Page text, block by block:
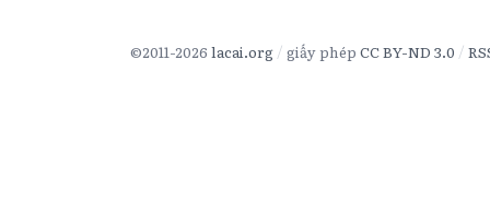
©2011-2026 lacai.org giấy phép CC BY-ND 3.0